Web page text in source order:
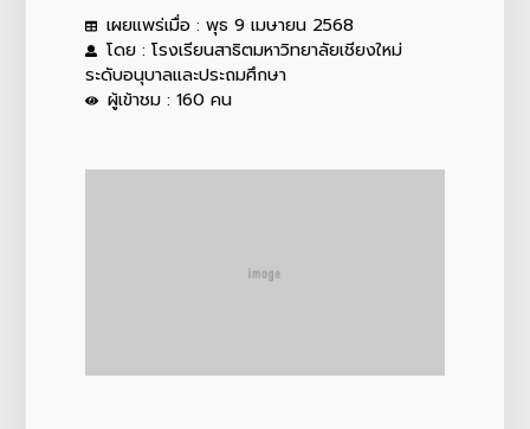
เผยแพร่เมื่อ : พุธ 9 เมษายน 2568
โดย : โรงเรียนสาธิตมหาวิทยาลัยเชียงใหม่
ระดับอนุบาลและประถมศึกษา
ผู้เข้าชม : 160 คน